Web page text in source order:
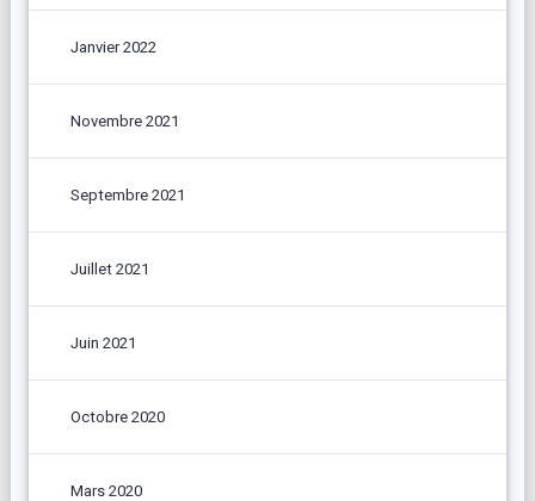
Janvier 2022
Novembre 2021
Septembre 2021
Juillet 2021
Juin 2021
Octobre 2020
Mars 2020